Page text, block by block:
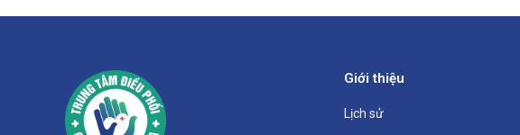
Giới thiệu
Lịch sử